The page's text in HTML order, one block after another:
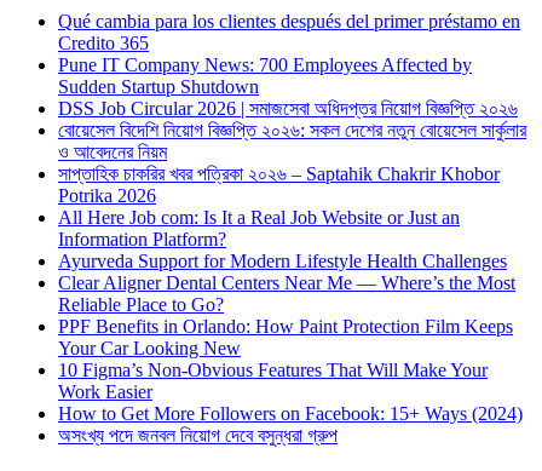
Qué cambia para los clientes después del primer préstamo en
Credito 365
Pune IT Company News: 700 Employees Affected by
Sudden Startup Shutdown
DSS Job Circular 2026 | সমাজসেবা অধিদপ্তর নিয়োগ বিজ্ঞপ্তি ২০২৬
বোয়েসেল বিদেশি নিয়োগ বিজ্ঞপ্তি ২০২৬: সকল দেশের নতুন বোয়েসেল সার্কুলার
ও আবেদনের নিয়ম
সাপ্তাহিক চাকরির খবর পত্রিকা ২০২৬ – Saptahik Chakrir Khobor
Potrika 2026
All Here Job com: Is It a Real Job Website or Just an
Information Platform?
Ayurveda Support for Modern Lifestyle Health Challenges
Clear Aligner Dental Centers Near Me — Where’s the Most
Reliable Place to Go?
PPF Benefits in Orlando: How Paint Protection Film Keeps
Your Car Looking New
10 Figma’s Non-Obvious Features That Will Make Your
Work Easier
How to Get More Followers on Facebook: 15+ Ways (2024)
অসংখ্য পদে জনবল নিয়োগ দেবে বসুন্ধরা গ্রুপ